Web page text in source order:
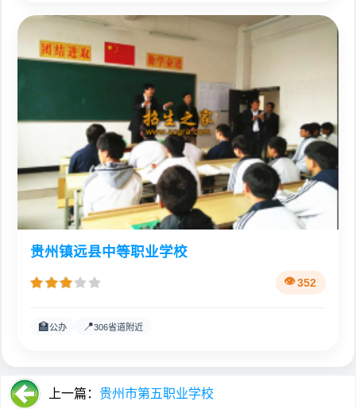
贵州镇远县中等职业学校
352
🏫公办 📍306省道附近
上一篇： 贵州市第五职业学校